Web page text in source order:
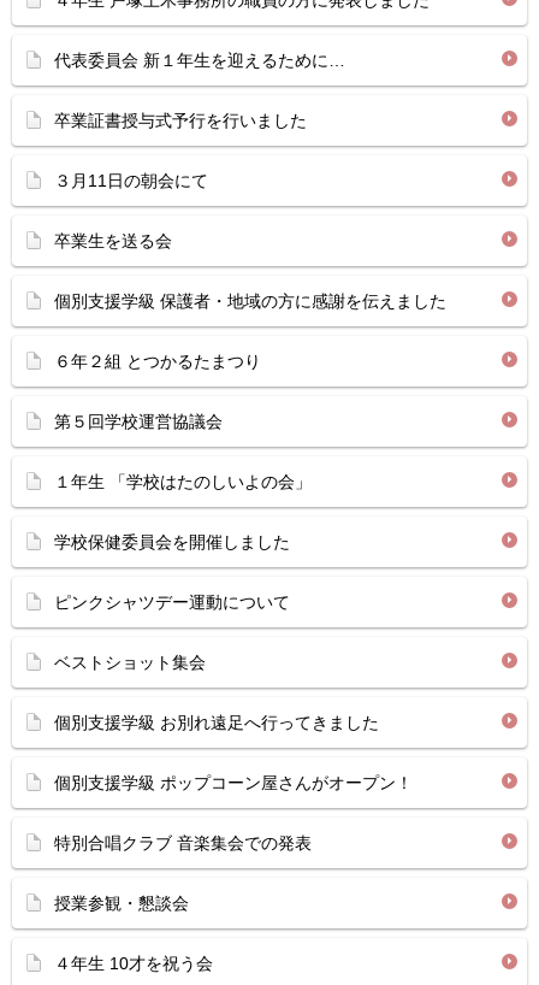
代表委員会 新１年生を迎えるために…
卒業証書授与式予行を行いました
３月11日の朝会にて
卒業生を送る会
個別支援学級 保護者・地域の方に感謝を伝えました
６年２組 とつかるたまつり
第５回学校運営協議会
１年生 「学校はたのしいよの会」
学校保健委員会を開催しました
ピンクシャツデー運動について
ベストショット集会
個別支援学級 お別れ遠足へ行ってきました
個別支援学級 ポップコーン屋さんがオープン！
特別合唱クラブ 音楽集会での発表
授業参観・懇談会
４年生 10才を祝う会